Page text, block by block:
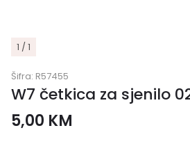
1 / 1
Šifra: R57455
W7 četkica za sjenilo
5,00 KM